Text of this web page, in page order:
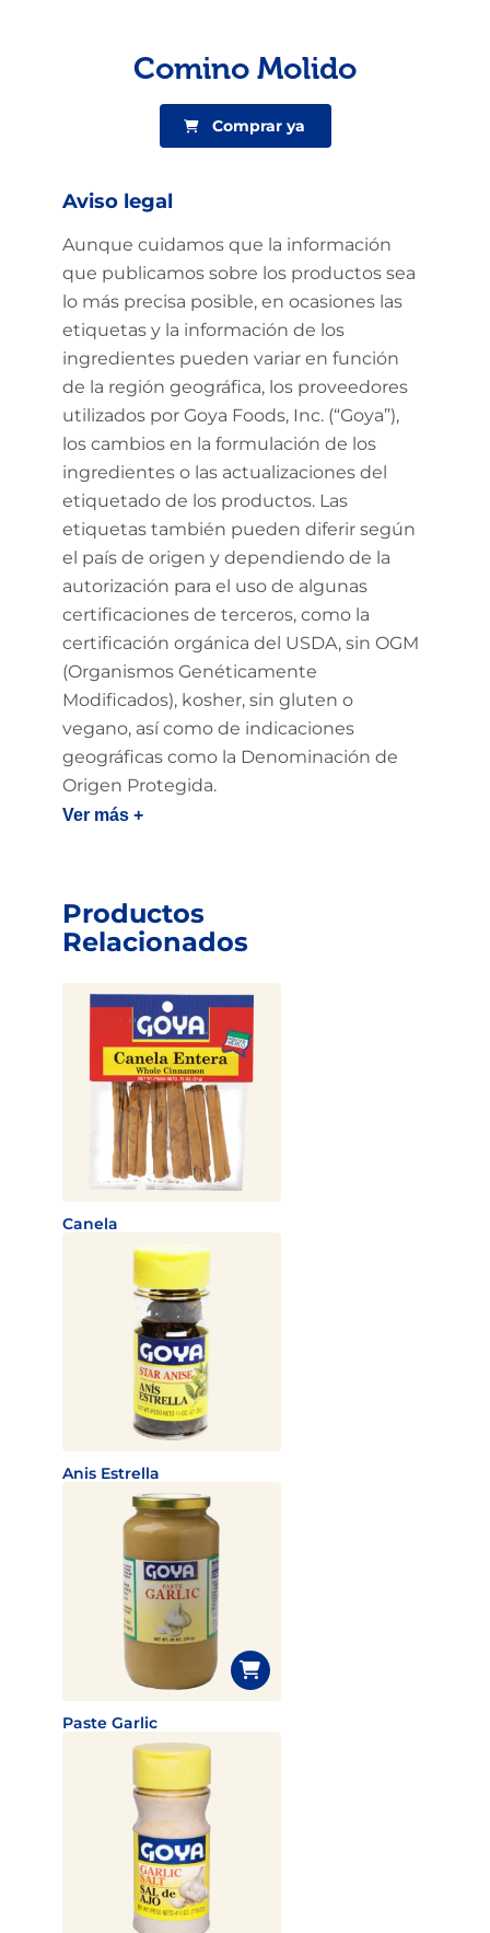
Comino Molido
Comprar ya
Aviso legal
Aunque cuidamos que la información
que publicamos sobre los productos sea
lo más precisa posible, en ocasiones las
etiquetas y la información de los
ingredientes pueden variar en función
de la región geográfica, los proveedores
utilizados por Goya Foods, Inc. (“Goya”),
los cambios en la formulación de los
ingredientes o las actualizaciones del
etiquetado de los productos. Las
etiquetas también pueden diferir según
el país de origen y dependiendo de la
autorización para el uso de algunas
certificaciones de terceros, como la
certificación orgánica del USDA, sin OGM
(Organismos Genéticamente
Modificados), kosher, sin gluten o
vegano, así como de indicaciones
geográficas como la Denominación de
Origen Protegida.
Ver más +
Productos
Relacionados
Canela
Anis Estrella
Paste Garlic